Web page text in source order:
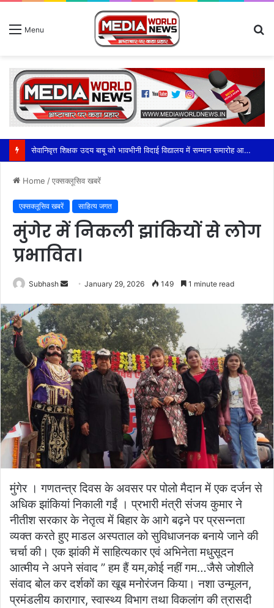
Menu
सेवानिवृत्त शिक्षक उदय बाबू को भावभीनी विदाई विद्यालय में सम्मान समारोह आयोजित।
Home /एक्सक्लूसिव खबरें
एक्सक्लूसिव खबरें साहित्य जगत
मुंगेर में निकली झांकियों से लोग
प्रभावित।
Subhash
n
d
a
n
e
m
a
i
l
January 29, 2026 149 1 minute read
मुंगेर । गणतन्त्र दिवस के अवसर पर पोलो मैदान में एक दर्जन से
अधिक झांकियां निकाली गईं । प्रभारी मंत्री संजय कुमार ने
नीतीश सरकार के नेतृत्व में बिहार के आगे बढ़ने पर प्रसन्नता
व्यक्त करते हुए माडल अस्पताल को सुविधाजनक बनाये जाने की
चर्चा की। एक झांकी में साहित्यकार एवं अभिनेता मधुसूदन
आत्मीय ने अपने संवाद ” हम हैं यम,कोई नहीं गम…जैसे जोशीले
संवाद बोल कर दर्शकों का खूब मनोरंजन किया। नशा उन्मूलन,
प्रमंडलीय कारागार, स्वास्थ्य विभाग तथा विकलांग की त्रासदी